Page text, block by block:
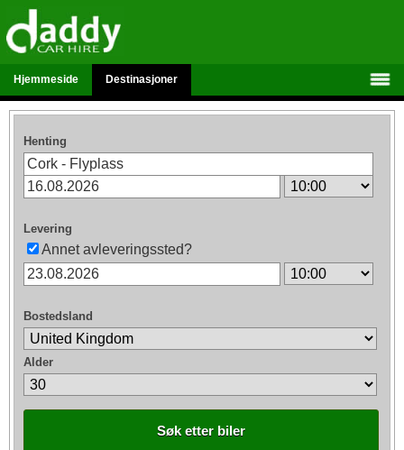
Hjemmeside Destinasjoner
Henting
Levering
Annet avleveringssted?
Bostedsland
Alder
Søk etter biler